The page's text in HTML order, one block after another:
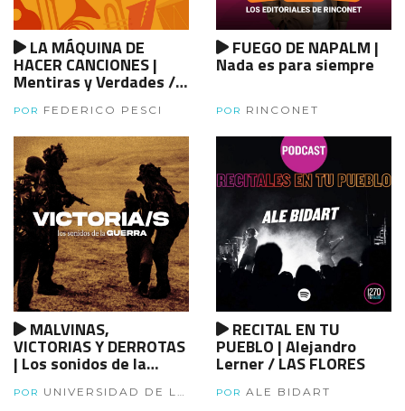
LA MÁQUINA DE
HACER CANCIONES |
Mentiras y Verdades /
Ezequiel Rafart
POR FEDERICO PESCI
FUEGO DE NAPALM |
Nada es para siempre
POR RINCONET
MALVINAS,
VICTORIAS Y DERROTAS
| Los sonidos de la
guerra: victorias |
Episodio 6
POR
UNIVERSIDAD DE LA
RECITAL EN TU
PUEBLO | Alejandro
Lerner / LAS FLORES
POR ALE BIDART